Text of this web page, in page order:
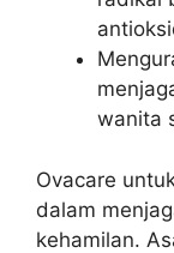
wanita
Ovacare
dalam
kehamilan.